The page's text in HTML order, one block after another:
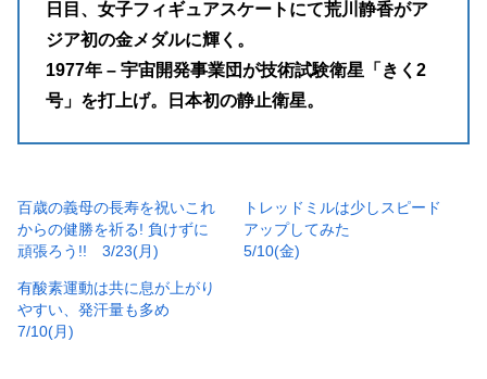
日目、女子フィギュアスケートにて荒川静香がア
ジア初の金メダルに輝く。
1977年 – 宇宙開発事業団が技術試験衛星「きく2
号」を打上げ。日本初の静止衛星。
百歳の義母の長寿を祝いこれ
からの健勝を祈る! 負けずに
頑張ろう!! 3/23(月)
トレッドミルは少しスピード
アップしてみた
5/10(金)
有酸素運動は共に息が上がり
やすい、発汗量も多め
7/10(月)